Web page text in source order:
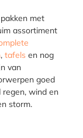
met
assortiment
, tafels en nog
van
goed
regen, wind en
storm.